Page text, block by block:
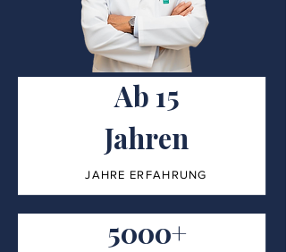
Ab 15
Jahren
JAHRE ERFAHRUNG
5000+